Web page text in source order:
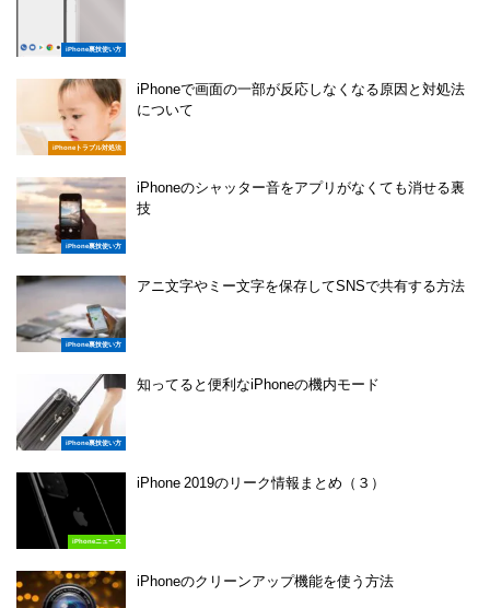
iPhone裏技使い方
iPhoneトラブル対処法
iPhoneで画面の一部が反応しなくなる原因と対処法
について
iPhone裏技使い方
iPhoneのシャッター音をアプリがなくても消せる裏
技
iPhone裏技使い方
アニ文字やミー文字を保存してSNSで共有する方法
iPhone裏技使い方
知ってると便利なiPhoneの機内モード
iPhoneニュース
iPhone 2019のリーク情報まとめ（３）
iPhoneのクリーンアップ機能を使う方法